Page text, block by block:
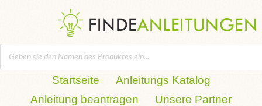
Startseite
Anleitungs Katalog
Anleitung beantragen
Unsere Partner